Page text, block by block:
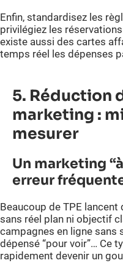
Enfin, standardisez les
privilégiez les
existe aussi des cartes
temps réel les dépenses
5. Réduction
marketing :
mesurer
Un marketing
erreur
Beaucoup de TPE
sans réel plan ni objectif
campagnes en ligne sans
dépensé “pour voir”… Ce
rapidement devenir un